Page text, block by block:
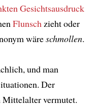
Gesichtsausdruck
Flunsch zieht oder
wäreschmollen.
und man
Der
vermutet.